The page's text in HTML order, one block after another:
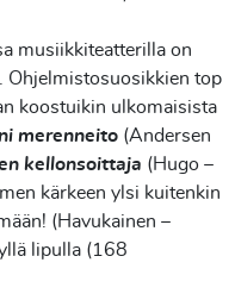
musiikkiteatterilla on
Ohjelmistosuosikkien top
koostuikin ulkomaisista
merenneito (Andersen
kellonsoittaja (Hugo –
kärkeen ylsi kuitenkin
(Havukainen –
lipulla (168